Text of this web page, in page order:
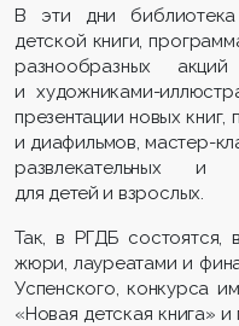
В эти дни
детской книги,
разнообразных
и художниками-
презентации новых книг,
и диафильмов, мастер-
развлекательных и
для детей и взрослых.
Так, в РГДБ состоятся,
жюри, лауреатами и
Успенского, конкурса
«Новая детская книга»